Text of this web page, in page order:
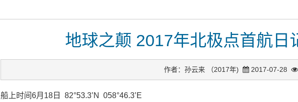
地球之颠 2017年北极点首航日
作者：孙云来 （2017年) 2017-07-28
船上时间6月18日 82°53.3’N 058°46.3’E